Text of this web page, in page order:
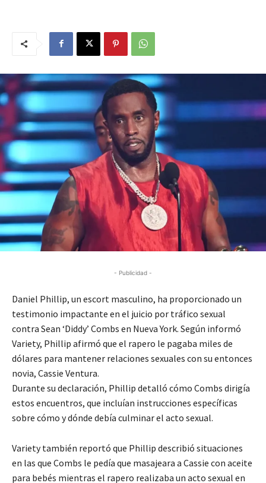
- Publicidad -
Daniel Phillip, un escort masculino, ha proporcionado un
testimonio impactante en el juicio por tráfico sexual
contra Sean ‘Diddy’ Combs en Nueva York. Según informó
Variety, Phillip afirmó que el rapero le pagaba miles de
dólares para mantener relaciones sexuales con su entonces
novia, Cassie Ventura.
Durante su declaración, Phillip detalló cómo Combs dirigía
estos encuentros, que incluían instrucciones específicas
sobre cómo y dónde debía culminar el acto sexual.
Variety también reportó que Phillip describió situaciones
en las que Combs le pedía que masajeara a Cassie con aceite
para bebés mientras el rapero realizaba un acto sexual en